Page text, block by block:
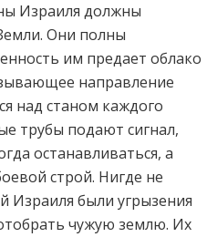
Израиля должны
Они полны
им предает облако
направление
над станом каждого
трубы подают сигнал,
останавливаться, а
строй. Нигде не
Израиля были угрызения
чужую землю. Их